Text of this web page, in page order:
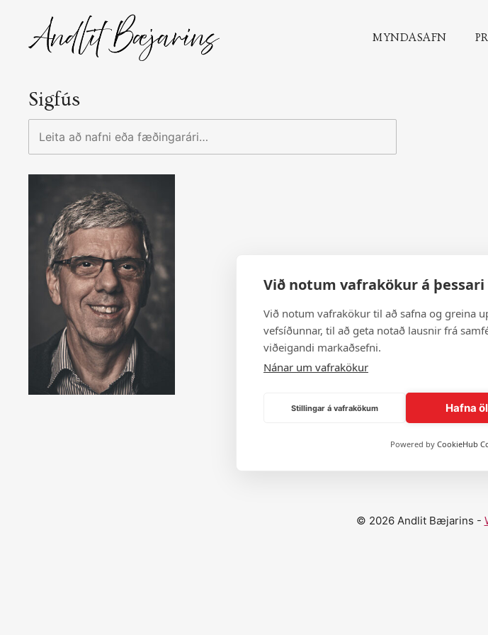
content
MYNDASAFN
Sigfús
að
fæðingarári…
Sýna
© 2026 Andlit Bæjarins -
Við notum vafrakökur á þessari
Við notum vafrakökur til að safna og greina
vefsíðunnar, til að geta notað lausnir frá
viðeigandi markaðsefni.
Nánar um vafrakökur
Stillingar á vafrakökum Hafna
Powered by CookieHub